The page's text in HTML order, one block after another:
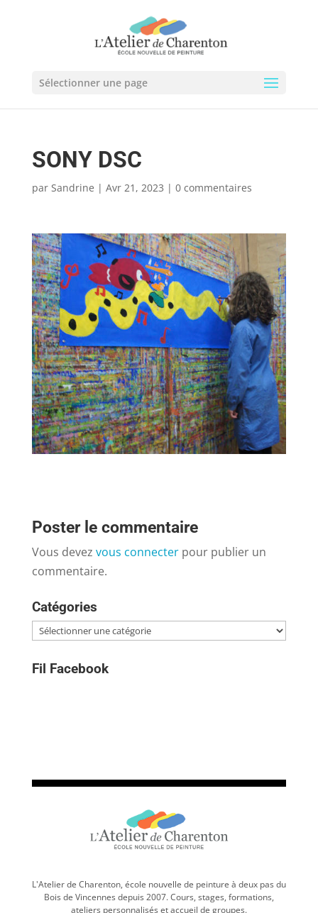
Sélectionner une page
SONY DSC
par Sandrine | Avr 21, 2023 | 0 commentaires
Poster le commentaire
Vous devez vous connecterpour publier un
commentaire.
Catégories
Catégories
Fil Facebook
L'Atelier de Charenton, école nouvelle de peinture à deux pas du
Bois de Vincennes depuis 2007. Cours, stages, formations,
ateliers personnalisés et accueil de groupes.